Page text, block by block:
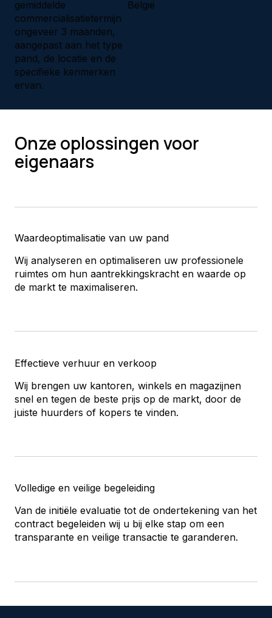
gemiddelde
commercialisatietermijn
ongeveer 3 maanden,
aangepast aan het type
pand, de locatie en de
specifieke kenmerken
ervan.
België
Onze oplossingen voor
eigenaars
Waardeoptimalisatie van uw pand
Wij analyseren en optimaliseren uw professionele
ruimtes om hun aantrekkingskracht en waarde op
de markt te maximaliseren.
Effectieve verhuur en verkoop
Wij brengen uw kantoren, winkels en magazijnen
snel en tegen de beste prijs op de markt, door de
juiste huurders of kopers te vinden.
Volledige en veilige begeleiding
Van de initiële evaluatie tot de ondertekening van het
contract begeleiden wij u bij elke stap om een
transparante en veilige transactie te garanderen.